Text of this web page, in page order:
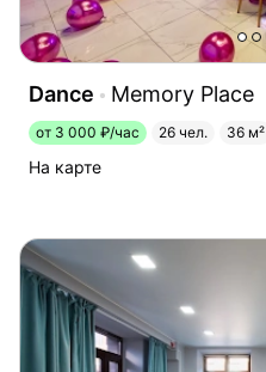
Dance Memory Place
от 3 000 ₽/час 26 чел. 36 м²
На карте